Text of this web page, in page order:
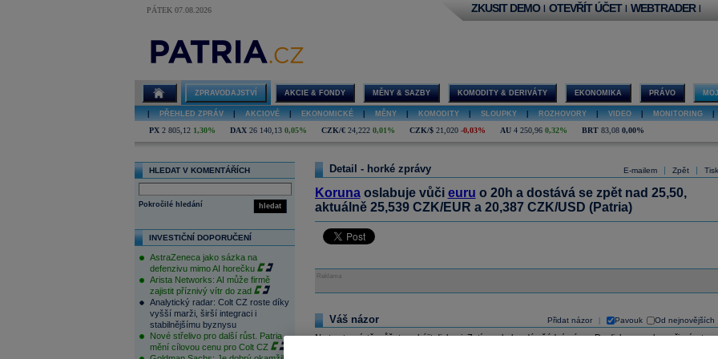
PÁTEK 07.08.2026 ZKUSIT DEMO | OTEVŘÍT ÚČET | WEBTRADER |
ZPRAVODAJSTVÍ AKCIE & FONDY MĚNY & SAZBY KOMODITY & DERIVÁTY EKONOMIKA PRÁVO
PŘEHLED ZPRÁV AKCIOVÉ EKONOMICKÉ MĚNY KOMODITY SLOUPKY ROZHOVORY VIDEO MONITORING
PX 2 805,12 1,30% DAX 26 140,13 0,05% CZK/€ 24,222 0,01% CZK/$ 21,020 -0,03% AU 4 250,96 0,32% BRT 83,08 0,00%
HLEDAT V KOMENTÁŘÍCH
hledat
Pokročilé hledání
INVESTIČNÍ DOPORUČENÍ
AstraZeneca jako sázka na
defenzivu mimo AI horečku
Arista Networks: AI může firmě
zajistit příznivý vítr do zad
Analytický radar: Colt CZ roste díky
vyšší marži, širší integraci i
stabilnějšímu byznysu
Nové střelivo pro další růst. Patria
mění cílovou cenu pro Colt CZ
E-mailem | Zpět | Tisk
Detail - horké zprávy
Korunaoslabuje vůči euru o 20h a dostává se zpět nad 25,50,
aktuálně 25,539 CZK/EUR a 20,387 CZK/USD (Patria)
Reklama
Přidat názor Pavouk Od nejnovějších
Váš názor
Na tomto místě můžete zahájit diskusi. Zatím nebyl zadán žádný názor. Do diskuse mohou přispívat